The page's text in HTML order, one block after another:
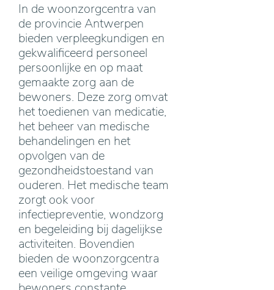
In de woonzorgcentra van
de provincie Antwerpen
bieden verpleegkundigen en
gekwalificeerd personeel
persoonlijke en op maat
gemaakte zorg aan de
bewoners. Deze zorg omvat
het toedienen van medicatie,
het beheer van medische
behandelingen en het
opvolgen van de
gezondheidstoestand van
ouderen. Het medische team
zorgt ook voor
infectiepreventie, wondzorg
en begeleiding bij dagelijkse
activiteiten. Bovendien
bieden de woonzorgcentra
een veilige omgeving waar